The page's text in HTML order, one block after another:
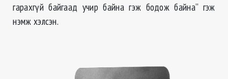
гарахгүй байгаад учир байна гэж бодож байна” гэж
нэмж хэлсэн.